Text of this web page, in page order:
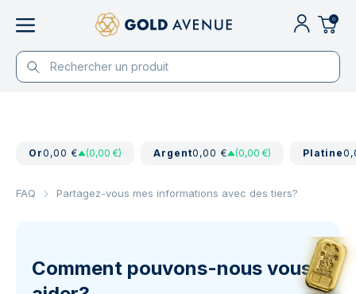
0
Or0,00 € (0,00 €) Argent0,00 € (0,00 €) Platine
FAQ Partagez-vous mes informations avec des tiers?
Comment pouvons-nous vous